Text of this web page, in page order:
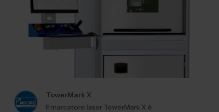
TowerMark X
Il marcatore laser TowerMark X è